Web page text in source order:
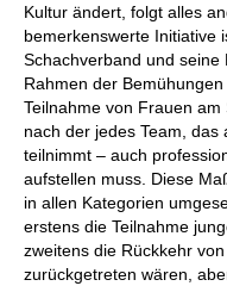
Kultur ändert, folgt alles
bemerkenswerte Initiative
Schachverband und seine
Rahmen der
Teilnahme von Frauen am
nach der jedes Team,
teilnimmt – auch
aufstellen muss. Diese
in allen Kategorien
erstens die Teilnahme
zweitens die Rückkehr
zurückgetreten wären,